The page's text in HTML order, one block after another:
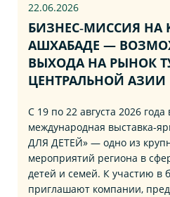
22.06.2026
БИЗНЕС‑МИССИЯ НА
АШХАБАДЕ —
ВЫХОДА НА РЫНОК
ЦЕНТРАЛЬНОЙ АЗИИ
С 19 по 22 августа 2026
международная
ДЛЯ ДЕТЕЙ» — одно из
мероприятий региона в
детей и семей. К участию в
приглашают компании,